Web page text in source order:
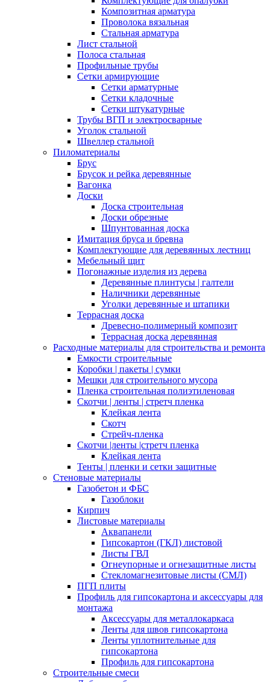
Композитная арматура
Проволока вязальная
Стальная арматура
Лист стальной
Полоса стальная
Профильные трубы
Сетки армирующие
Сетки арматурные
Сетки кладочные
Сетки штукатурные
Трубы ВГП и электросварные
Уголок стальной
Швеллер стальной
Пиломатериалы
Брус
Брусок и рейка деревянные
Вагонка
Доски
Доска строительная
Доски обрезные
Шпунтованная доска
Имитация бруса и бревна
Комплектующие для деревянных лестниц
Мебельный щит
Погонажные изделия из дерева
Деревянные плинтусы | галтели
Наличники деревянные
Уголки деревянные и штапики
Террасная доска
Древесно-полимерный композит
Террасная доска деревянная
Расходные материалы для строительства и ремонта
Емкости строительные
Коробки | пакеты | сумки
Мешки для строительного мусора
Пленка строительная полиэтиленовая
Скотчи | ленты | стретч пленка
Клейкая лента
Скотч
Стрейч-пленка
Скотчи |ленты |стретч пленка
Клейкая лента
Тенты | пленки и сетки защитные
Стеновые материалы
Газобетон и ФБС
Газоблоки
Кирпич
Листовые материалы
Аквапанели
Гипсокартон (ГКЛ) листовой
Листы ГВЛ
Огнеупорные и огнезащитные листы
Стекломагнезитовые листы (СМЛ)
ПГП плиты
Профиль для гипсокартона и аксессуары для
монтажа
Аксессуары для металлокаркаса
Ленты для швов гипсокартона
Ленты уплотнительные для
гипсокартона
Профиль для гипсокартона
Строительные смеси